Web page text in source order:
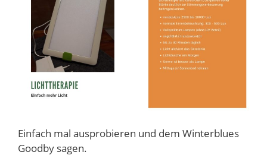
Einfach mal ausprobieren und dem Winterblues
Goodby sagen.